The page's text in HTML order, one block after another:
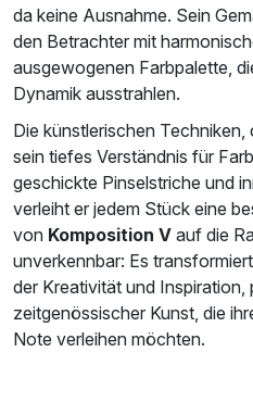
da keine Ausnahme. Sein
den Betrachter mit
ausgewogenen Farbpalette,
Dynamik ausstrahlen.
Die künstlerischen
sein tiefes Verständnis für
geschickte Pinselstriche und
verleiht er jedem Stück eine
von Komposition V auf die
unverkennbar: Es
der Kreativität und
zeitgenössischer Kunst, die
Note verleihen möchten.